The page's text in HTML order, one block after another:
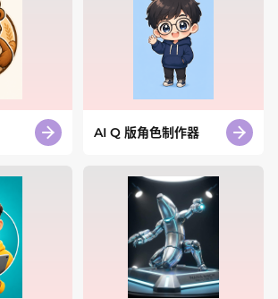
AI Q 版角色制作器